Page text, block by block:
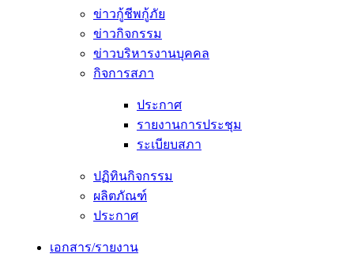
ข่าวกู้ชีพกู้ภัย
ข่าวกิจกรรม
ข่าวบริหารงานบุคคล
กิจการสภา
ประกาศ
รายงานการประชุม
ระเบียบสภา
ปฏิทินกิจกรรม
ผลิตภัณฑ์
ประกาศ
เอกสาร/รายงาน